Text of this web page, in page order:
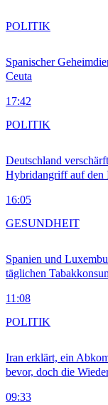
Spanischer
Ceuta
17:42
POLITIK
Deutschland
Hybridangriff auf den
16:05
POLITIK
Spanien und
täglichen
11:08
GESUNDHEIT
Iran erklärt, ein
bevor, doch die
09:33
POLITIK